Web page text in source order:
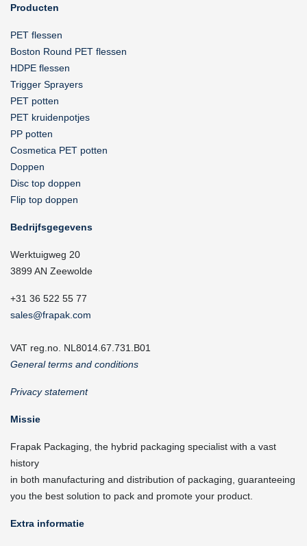
Producten
PET flessen
Boston Round PET flessen
HDPE flessen
Trigger Sprayers
PET potten
PET kruidenpotjes
PP potten
Cosmetica PET potten
Doppen
Disc top doppen
Flip top doppen
Bedrijfsgegevens
Werktuigweg 20
3899 AN Zeewolde
+31 36 522 55 77
sales@frapak.com
VAT reg.no. NL8014.67.731.B01
General terms and conditions
Privacy statement
Missie
Frapak Packaging, the hybrid packaging specialist with a vast
history
in both manufacturing and distribution of packaging, guaranteeing
you the best solution to pack and promote your product.
Extra informatie